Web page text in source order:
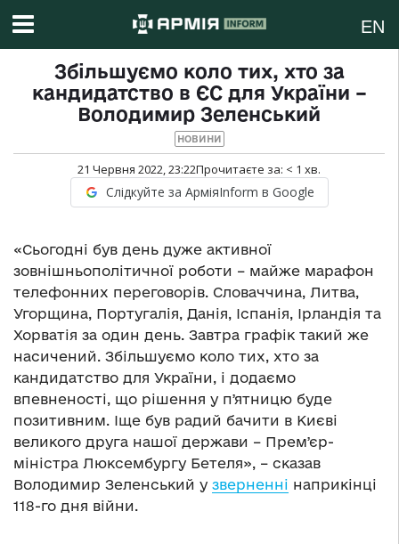
EN
Збільшуємо коло тих, хто за
кандидатство в ЄС для України –
Володимир Зеленський
НОВИНИ
21 Червня 2022, 23:22Прочитаєте за: < 1 хв.
Слідкуйте за АрміяInform в Google
«Сьогодні був день дуже активної
зовнішньополітичної роботи – майже марафон
телефонних переговорів. Словаччина, Литва,
Угорщина, Португалія, Данія, Іспанія, Ірландія та
Хорватія за один день. Завтра графік такий же
насичений. Збільшуємо коло тих, хто за
кандидатство для України, і додаємо
впевненості, що рішення у пʼятницю буде
позитивним. Іще був радий бачити в Києві
великого друга нашої держави – Премʼєр-
міністра Люксембургу Бетеля», – сказав
Володимир Зеленський у зверненні наприкінці
118-го дня війни.